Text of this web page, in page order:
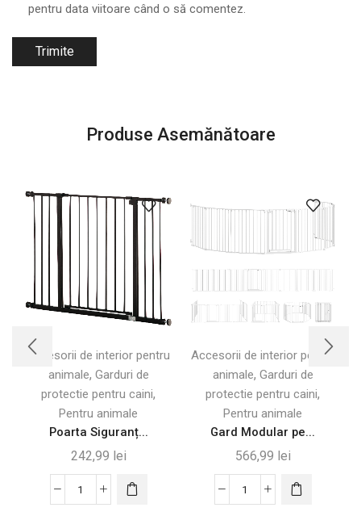
pentru data viitoare când o să comentez.
Produse Asemănătoare
Accesorii de interior pentru
animale, Garduri de
protectie pentru caini,
Pentru animale
Poarta Siguranț...
242,99 lei
Cantitate
Accesorii de interior pentru
animale, Garduri de
protectie pentru caini,
Pentru animale
Gard Modular pe...
566,99 lei
Cantitate